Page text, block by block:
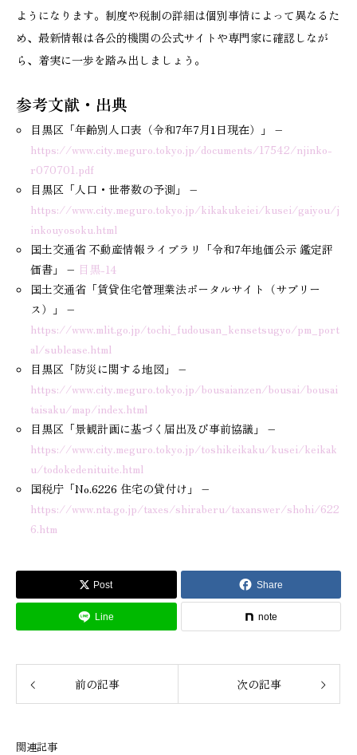
ようになります。制度や税制の詳細は個別事情によって異なるた
め、最新情報は各公的機関の公式サイトや専門家に確認しなが
ら、着実に一歩を踏み出しましょう。
参考文献・出典
目黒区「年齢別人口表（令和7年7月1日現在）」 –
https://www.city.meguro.tokyo.jp/documents/17542/njinko-
r070701.pdf
目黒区「人口・世帯数の予測」 –
https://www.city.meguro.tokyo.jp/kikakukeiei/kusei/gaiyou/j
inkouyosoku.html
国土交通省 不動産情報ライブラリ「令和7年地価公示 鑑定評
価書」 – 目黒-14
国土交通省「賃貸住宅管理業法ポータルサイト（サブリー
ス）」 –
https://www.mlit.go.jp/tochi_fudousan_kensetsugyo/pm_port
al/sublease.html
目黒区「防災に関する地図」 –
https://www.city.meguro.tokyo.jp/bousaianzen/bousai/bousai
taisaku/map/index.html
目黒区「景観計画に基づく届出及び事前協議」 –
https://www.city.meguro.tokyo.jp/toshikeikaku/kusei/keikak
u/todokedenituite.html
国税庁「No.6226 住宅の貸付け」 –
https://www.nta.go.jp/taxes/shiraberu/taxanswer/shohi/622
6.htm
Post Share
Line note
前の記事 次の記事
関連記事